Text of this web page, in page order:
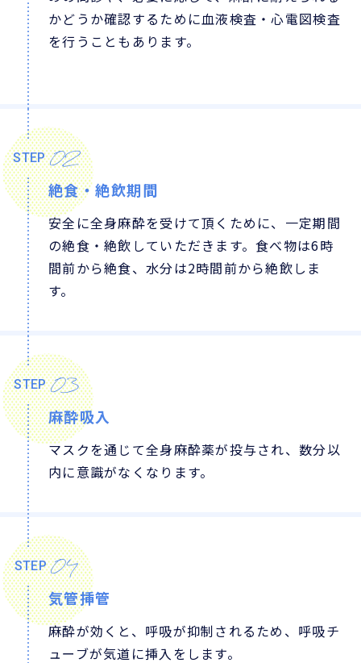
かどうか確認するために血液検査・心電図検査
を行うこともあります。
STEP 02
絶食・絶飲期間
安全に全身麻酔を受けて頂くために、一定期間
の絶食・絶飲していただきます。食べ物は6時
間前から絶食、水分は2時間前から絶飲しま
す。
STEP 03
麻酔吸入
マスクを通じて全身麻酔薬が投与され、数分以
内に意識がなくなります。
STEP 04
気管挿管
麻酔が効くと、呼吸が抑制されるため、呼吸チ
ューブが気道に挿入をします。